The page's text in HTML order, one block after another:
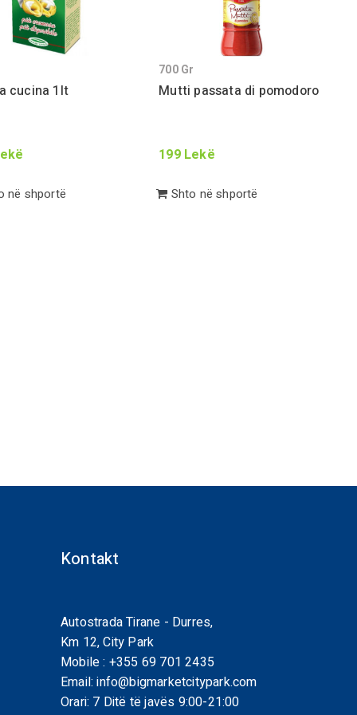
a cucina 1 lt
në shportë
Mutti passata di pomodoro
700Gr
199Lekë
Shto në shportë
Kontakt
Autostrada Tirane - Durres,
Km 12, City Park
Mobile : +355 69 701 2435
Email:info@bigmarketcitypark.com
Orari: 7 Ditë të javës 9:00-21:00